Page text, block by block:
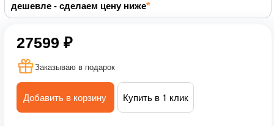
дешевле - сделаем цену ниже
27599 ₽
Заказываю в подарок
Добавить в корзину Купить в 1 клик